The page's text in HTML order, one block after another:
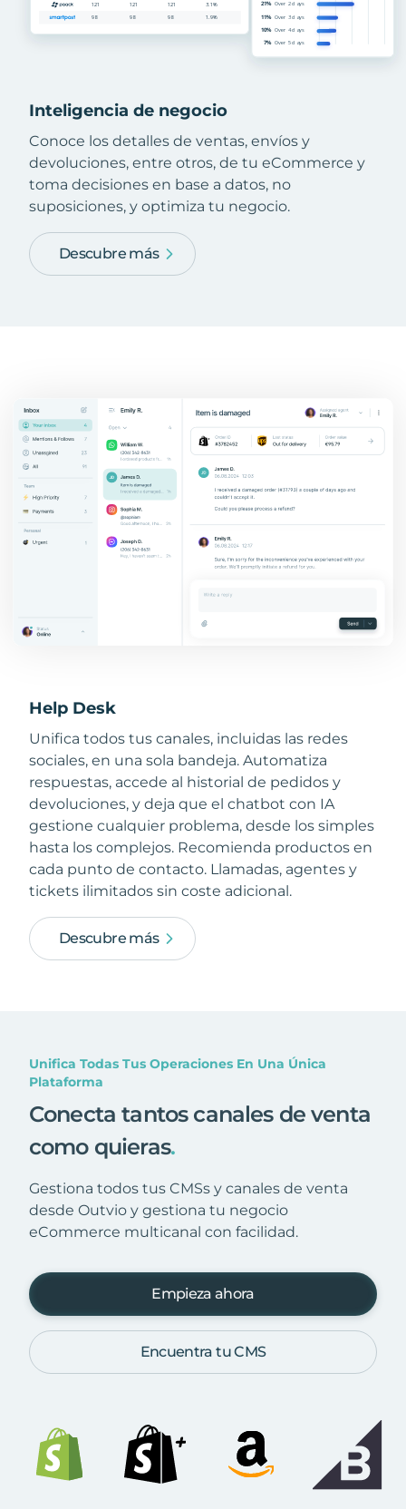
Inteligencia de negocio
Conoce los detalles de ventas, envíos y
devoluciones, entre otros, de tu eCommerce y
toma decisiones en base a datos, no
suposiciones, y optimiza tu negocio.
Descubre más
Help Desk
Unifica todos tus canales, incluidas las redes
sociales, en una sola bandeja. Automatiza
respuestas, accede al historial de pedidos y
devoluciones, y deja que el chatbot con IA
gestione cualquier problema, desde los simples
hasta los complejos. Recomienda productos en
cada punto de contacto. Llamadas, agentes y
tickets ilimitados sin coste adicional.
Descubre más
Unifica Todas Tus Operaciones En Una Única
Plataforma
Conecta tantos canales de venta
como quieras.
Gestiona todos tus CMSs y canales de venta
desde Outvio y gestiona tu negocio
eCommerce multicanal con facilidad.
Empieza ahora
Encuentra tu CMS